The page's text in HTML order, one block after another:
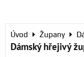
Úvod Župany
Dámský hřejivý